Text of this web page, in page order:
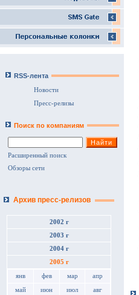
RSS-лента
Новости
Пресс-релизы
Поиск по компаниям
Расширенный поиск
Обзоры сети
Архив пресс-релизов
2002 г
2003 г
2004 г
2005 г
янв фев мар апр
май июн июл авг